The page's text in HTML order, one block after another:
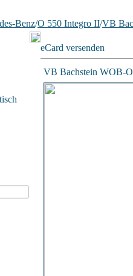
Benz/O 550 Integro II/VB
eCard versenden
VB Bachstein WOB-